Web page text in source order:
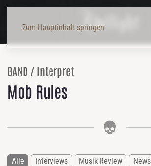
Zum Hauptinhalt springen
BAND / Interpret
Mob Rules
Alle Interviews Musik Review News